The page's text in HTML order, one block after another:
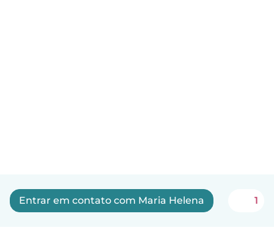
Entrar em contato com Maria Helena 1